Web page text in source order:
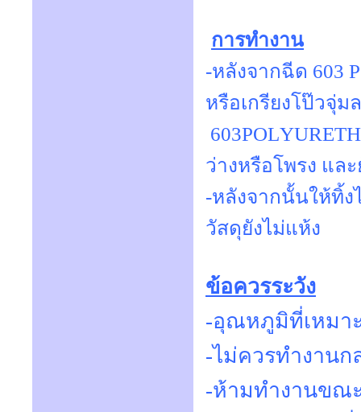
การทำงาน
-หลังจากฉีด 603
หรือเกรียงโป๊วจุ่
ว่างหรือโพรง แล
-หลังจากนั้นให้ทิ้
วัสดุยังไม่แห้ง
ข้อควรระวัง
-อุณหภูมิที่เหมา
-ไม่ควรทำงาน
-ห้ามทำงานขณ